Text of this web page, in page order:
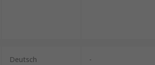
Deutsch -